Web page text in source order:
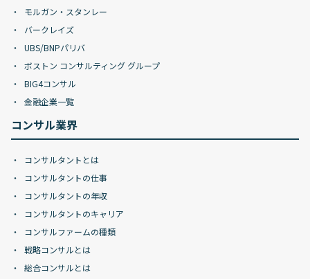
モルガン・スタンレー
バークレイズ
UBS/BNPパリバ
ボストン コンサルティング グループ
BIG4コンサル
金融企業一覧
コンサル業界
コンサルタントとは
コンサルタントの仕事
コンサルタントの年収
コンサルタントのキャリア
コンサルファームの種類
戦略コンサルとは
総合コンサルとは